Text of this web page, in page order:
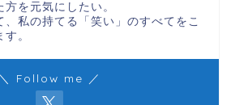
を元気にしたい。
、私の持てる「笑い」のすべてをこ
。
＼ Follow me ／